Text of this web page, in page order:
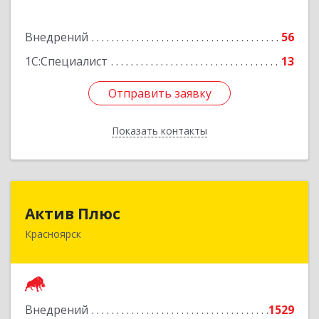
Внедрений
56
1С:Специалист
13
Отправить заявку
Показать контакты
Отправить заявку
Назад
Актив Плюс
Красноярск
Внедрений 1529
660017, Красноярский край, Красноярск г,